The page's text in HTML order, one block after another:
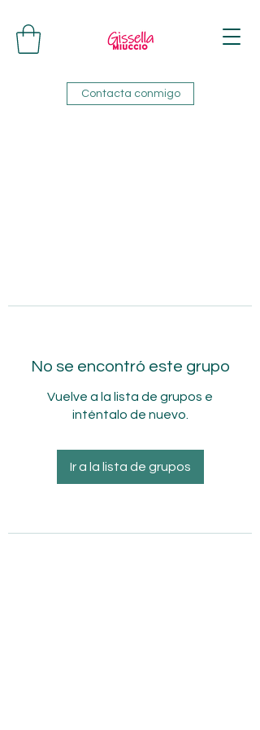
Contacta conmigo
No se encontró este grupo
Vuelve a la lista de grupos e
inténtalo de nuevo.
Ir a la lista de grupos